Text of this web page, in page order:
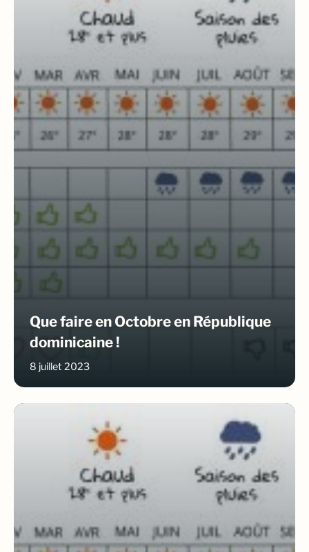
Que faire en Octobre en République
dominicaine !
8 juillet 2023